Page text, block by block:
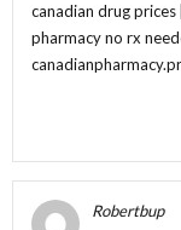
canadian drug
pharmacy no rx
Robertbup